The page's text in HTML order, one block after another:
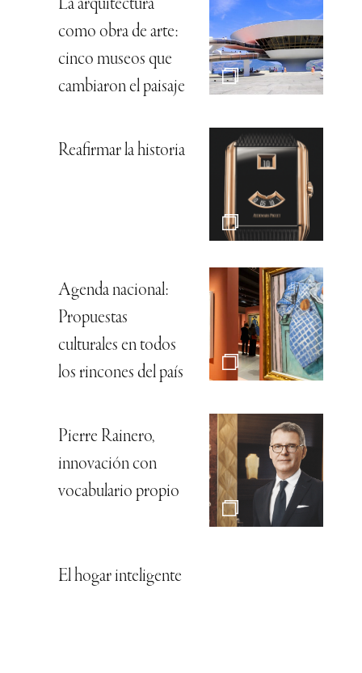
La arquitectura
como obra de arte:
cinco museos que
cambiaron el paisaje
Reafirmar la historia
Agenda nacional:
Propuestas
culturales en todos
los rincones del país
Pierre Rainero,
innovación con
vocabulario propio
El hogar inteligente